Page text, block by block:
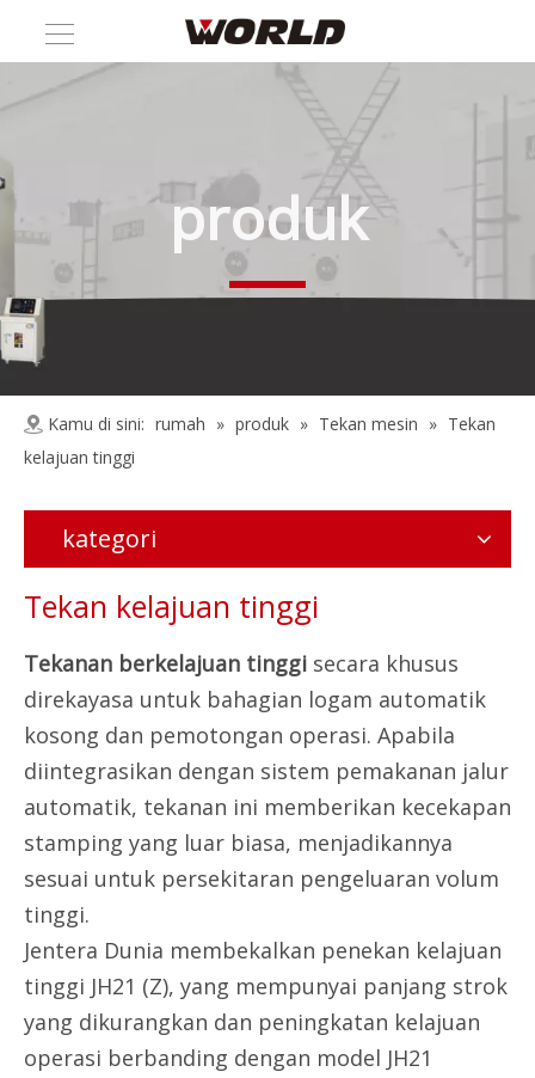
produk
Kamu di sini: rumah » produk » Tekan mesin » Tekan
kelajuan tinggi
kategori
Tekan kelajuan tinggi
Tekanan berkelajuan tinggi secara khusus
direkayasa untuk bahagian logam automatik
kosong dan pemotongan operasi. Apabila
diintegrasikan dengan sistem pemakanan jalur
automatik, tekanan ini memberikan kecekapan
stamping yang luar biasa, menjadikannya
sesuai untuk persekitaran pengeluaran volum
tinggi.
Jentera Dunia membekalkan penekan kelajuan
tinggi JH21 (Z), yang mempunyai panjang strok
yang dikurangkan dan peningkatan kelajuan
operasi berbanding dengan model JH21